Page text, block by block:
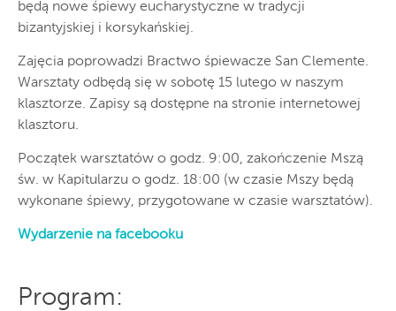
będą nowe śpiewy eucharystyczne w tradycji
bizantyjskiej i korsykańskiej.
Zajęcia poprowadzi Bractwo śpiewacze San Clemente.
Warsztaty odbędą się w sobotę 15 lutego w naszym
klasztorze. Zapisy są dostępne na stronie internetowej
klasztoru.
Początek warsztatów o godz. 9:00, zakończenie Mszą
św. w Kapitularzu o godz. 18:00 (w czasie Mszy będą
wykonane śpiewy, przygotowane w czasie warsztatów).
Wydarzenie na facebooku
Program: